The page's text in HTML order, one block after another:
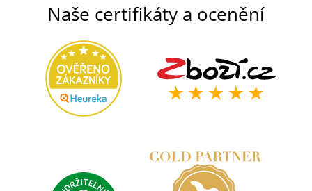
Naše certifikáty a ocenění